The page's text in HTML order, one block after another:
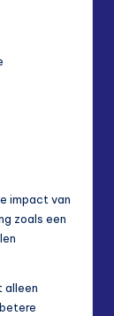
impact van
zoals een
alleen